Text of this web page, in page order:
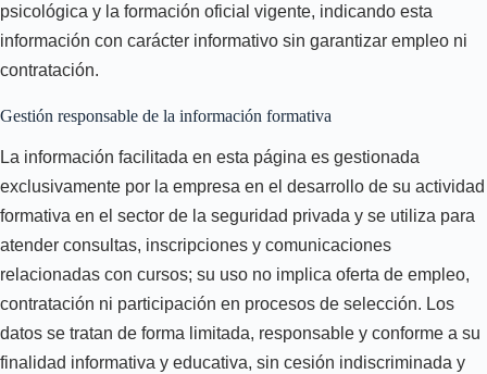
psicológica y la formación oficial vigente, indicando esta
información con carácter informativo sin garantizar empleo ni
contratación.
Gestión responsable de la información formativa
La información facilitada en esta página es gestionada
exclusivamente por la empresa en el desarrollo de su actividad
formativa en el sector de la seguridad privada y se utiliza para
atender consultas, inscripciones y comunicaciones
relacionadas con cursos; su uso no implica oferta de empleo,
contratación ni participación en procesos de selección. Los
datos se tratan de forma limitada, responsable y conforme a su
finalidad informativa y educativa, sin cesión indiscriminada y